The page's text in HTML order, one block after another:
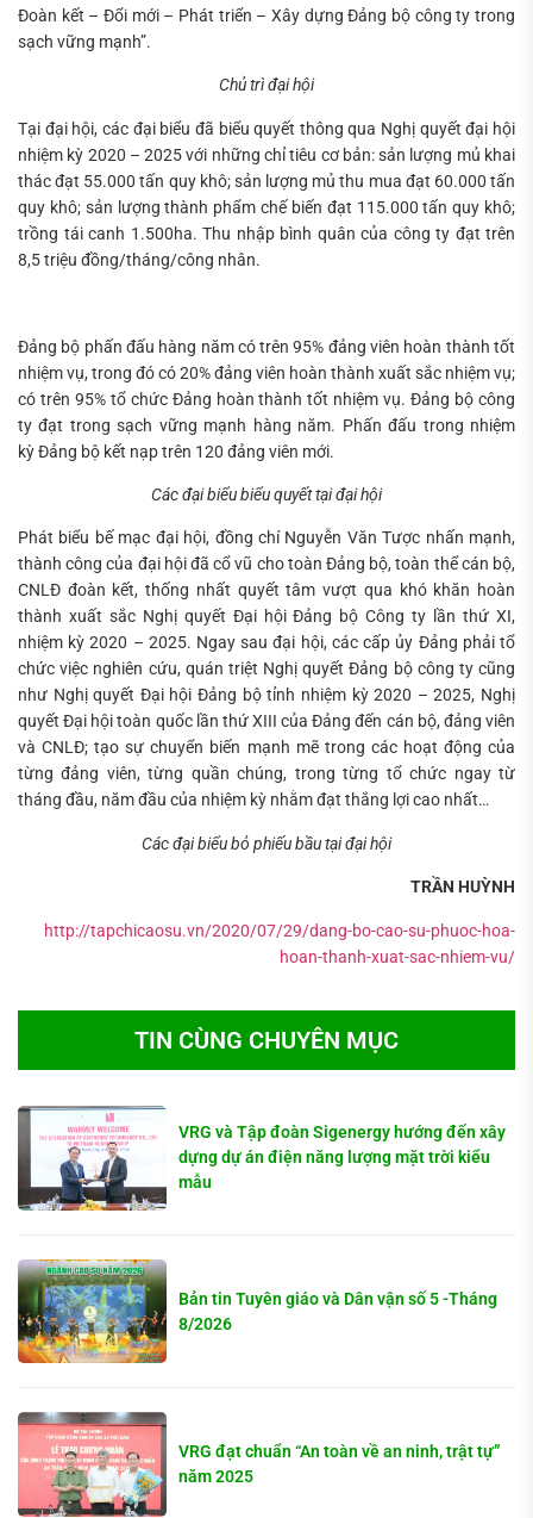
Đoàn kết – Đổi mới – Phát triển – Xây dựng Đảng bộ công ty trong
sạch vững mạnh”.
Chủ trì đại hội
Tại đại hội, các đại biểu đã biểu quyết thông qua Nghị quyết đại hội
nhiệm kỳ 2020 – 2025 với những chỉ tiêu cơ bản: sản lượng mủ khai
thác đạt 55.000 tấn quy khô; sản lượng mủ thu mua đạt 60.000 tấn
quy khô; sản lượng thành phẩm chế biến đạt 115.000 tấn quy khô;
trồng tái canh 1.500ha. Thu nhập bình quân của công ty đạt trên
8,5 triệu đồng/tháng/công nhân.
Đảng bộ phấn đấu hàng năm có trên 95% đảng viên hoàn thành tốt
nhiệm vụ, trong đó có 20% đảng viên hoàn thành xuất sắc nhiệm vụ;
có trên 95% tổ chức Đảng hoàn thành tốt nhiệm vụ. Đảng bộ công
ty đạt trong sạch vững mạnh hàng năm. Phấn đấu trong nhiệm
kỳ Đảng bộ kết nạp trên 120 đảng viên mới.
Các đại biểu biểu quyết tại đại hội
Phát biểu bế mạc đại hội, đồng chí Nguyễn Văn Tược nhấn mạnh,
thành công của đại hội đã cổ vũ cho toàn Đảng bộ, toàn thể cán bộ,
CNLĐ đoàn kết, thống nhất quyết tâm vượt qua khó khăn hoàn
thành xuất sắc Nghị quyết Đại hội Đảng bộ Công ty lần thứ XI,
nhiệm kỳ 2020 – 2025. Ngay sau đại hội, các cấp ủy Đảng phải tổ
chức việc nghiên cứu, quán triệt Nghị quyết Đảng bộ công ty cũng
như Nghị quyết Đại hội Đảng bộ tỉnh nhiệm kỳ 2020 – 2025, Nghị
quyết Đại hội toàn quốc lần thứ XIII của Đảng đến cán bộ, đảng viên
và CNLĐ; tạo sự chuyển biến mạnh mẽ trong các hoạt động của
từng đảng viên, từng quần chúng, trong từng tổ chức ngay từ
tháng đầu, năm đầu của nhiệm kỳ nhằm đạt thắng lợi cao nhất…
Các đại biểu bỏ phiếu bầu tại đại hội
TRẦN HUỲNH
http://tapchicaosu.vn/2020/07/29/dang-bo-cao-su-phuoc-hoa-
hoan-thanh-xuat-sac-nhiem-vu/
TIN CÙNG CHUYÊN MỤC
VRG và Tập đoàn Sigenergy hướng đến xây
dựng dự án điện năng lượng mặt trời kiểu
mẫu
Bản tin Tuyên giáo và Dân vận số 5 -Tháng
8/2026
VRG đạt chuẩn “An toàn về an ninh, trật tự”
năm 2025